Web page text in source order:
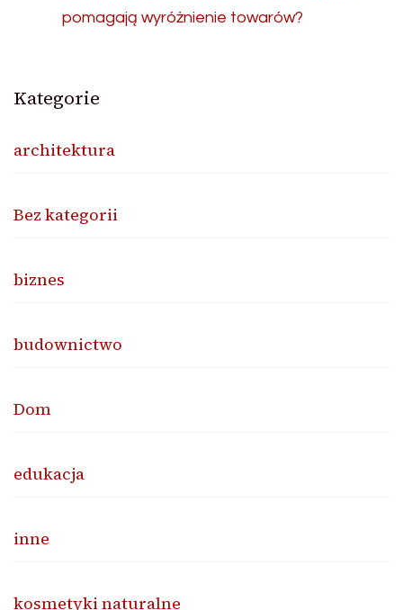
pomagają wyróżnienie towarów?
Kategorie
architektura
Bez kategorii
biznes
budownictwo
Dom
edukacja
inne
kosmetyki naturalne